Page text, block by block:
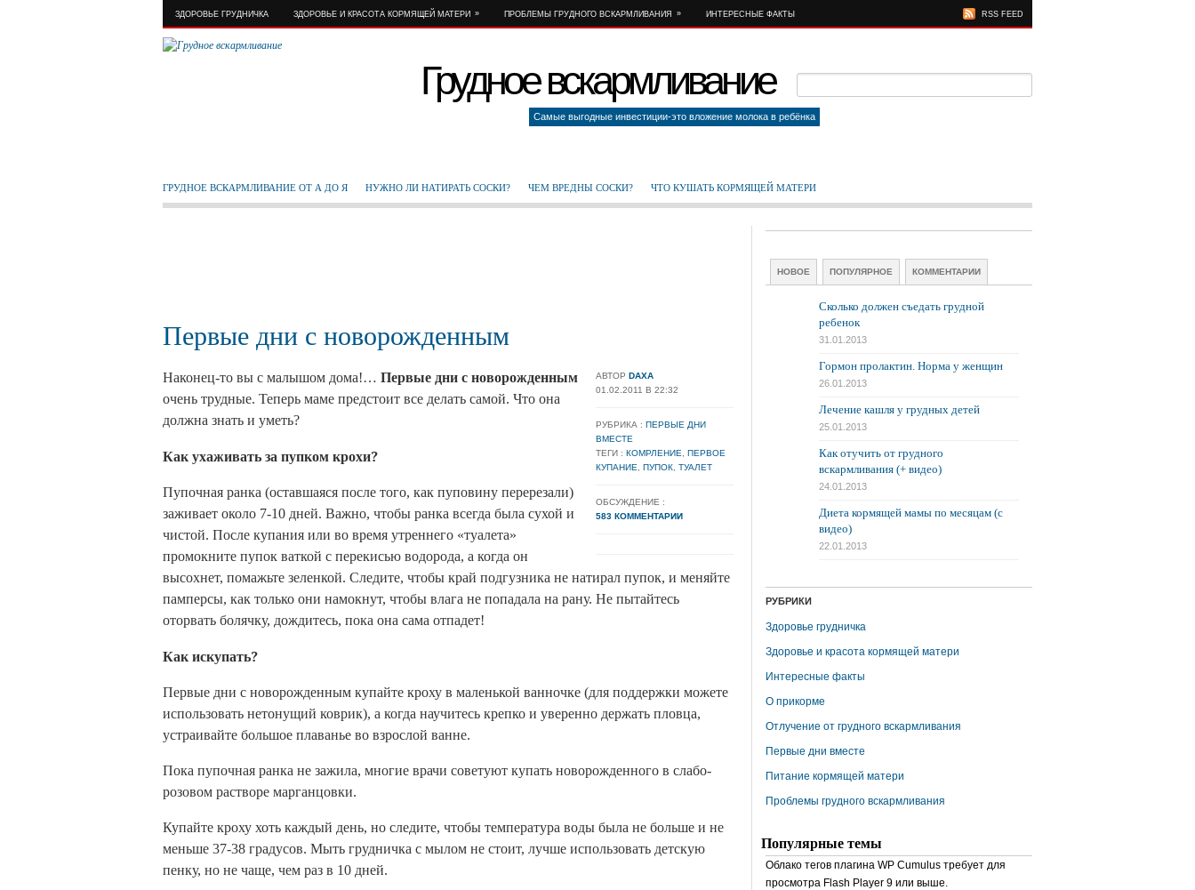
ЗДОРОВЬЕ ГРУДНИЧКА ЗДОРОВЬЕ И КРАСОТА КОРМЯЩЕЙ МАТЕРИ » ПРОБЛЕМЫ ГРУДНОГО ВСКАРМЛИВАНИЯ » ИНТЕРЕСНЫЕ ФАКТЫ RSS FEED
Грудное вскармливание
Самые выгодные инвестиции-это вложение молока в ребёнка
ГРУДНОЕ ВСКАРМЛИВАНИЕ ОТ А ДО Я НУЖНО ЛИ НАТИРАТЬ СОСКИ? ЧЕМ ВРЕДНЫ СОСКИ? ЧТО КУШАТЬ КОРМЯЩЕЙ МАТЕРИ
Первые дни с новорожденным
АВТОР DAXA
01.02.2011 В 22:32
РУБРИКА : ПЕРВЫЕ ДНИ
ВМЕСТЕ
ТЕГИ : КОМРЛЕНИЕ
ПЕРВОЕ
КУПАНИЕ
ПУПОК ТУАЛЕТ
ОБСУЖДЕНИЕ :
583 КОММЕНТАРИИ
Наконец-то вы с малышом дома!… Первые дни с новорожденным
очень трудные. Теперь маме предстоит все делать самой. Что она
должна знать и уметь?
Как ухаживать за пупком крохи?
Пупочная ранка (оставшаяся после того, как пуповину перерезали)
заживает около 7-10 дней. Важно, чтобы ранка всегда была сухой и
чистой. После купания или во время утреннего «туалета»
промокните пупок ваткой с перекисью водорода, а когда он
высохнет, помажьте зеленкой. Следите, чтобы край подгузника не натирал пупок, и меняйте
памперсы, как только они намокнут, чтобы влага не попадала на рану. Не пытайтесь
оторвать болячку, дождитесь, пока она сама отпадет!
Как искупать?
Первые дни с новорожденным купайте кроху в маленькой ванночке (для поддержки можете
использовать нетонущий коврик), а когда научитесь крепко и уверенно держать пловца,
устраивайте большое плаванье во взрослой ванне.
Пока пупочная ранка не зажила, многие врачи советуют купать новорожденного в слабо-
розовом растворе марганцовки.
Купайте кроху хоть каждый день, но следите, чтобы температура воды была не больше и не
меньше 37-38 градусов. Мыть грудничка с мылом не стоит, лучше использовать детскую
пенку, но не чаще, чем раз в 10 дней.
НОВОЕ ПОПУЛЯРНОЕ КОММЕНТАРИИ
Сколько должен съедать грудной
ребенок
31.01.2013
Гормон пролактин. Норма у женщин
26.01.2013
Лечение кашля у грудных детей
25.01.2013
Как отучить от грудного
вскармливания (+ видео)
24.01.2013
Диета кормящей мамы по месяцам (с
видео)
22.01.2013
РУБРИКИ
Здоровье грудничка
Здоровье и красота кормящей матери
Интересные факты
О прикорме
Отлучение от грудного вскармливания
Первые дни вместе
Питание кормящей матери
Проблемы грудного вскармливания
Популярные темы
Облако тегов плагина WP Cumulus требует для
просмотра Flash Player 9 или выше.